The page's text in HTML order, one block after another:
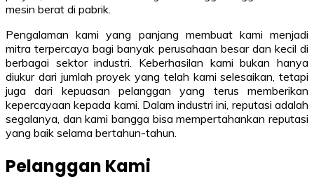
mesin berat di pabrik.
Pengalaman kami yang panjang membuat kami menjadi
mitra terpercaya bagi banyak perusahaan besar dan kecil di
berbagai sektor industri. Keberhasilan kami bukan hanya
diukur dari jumlah proyek yang telah kami selesaikan, tetapi
juga dari kepuasan pelanggan yang terus memberikan
kepercayaan kepada kami. Dalam industri ini, reputasi adalah
segalanya, dan kami bangga bisa mempertahankan reputasi
yang baik selama bertahun-tahun.
Pelanggan Kami